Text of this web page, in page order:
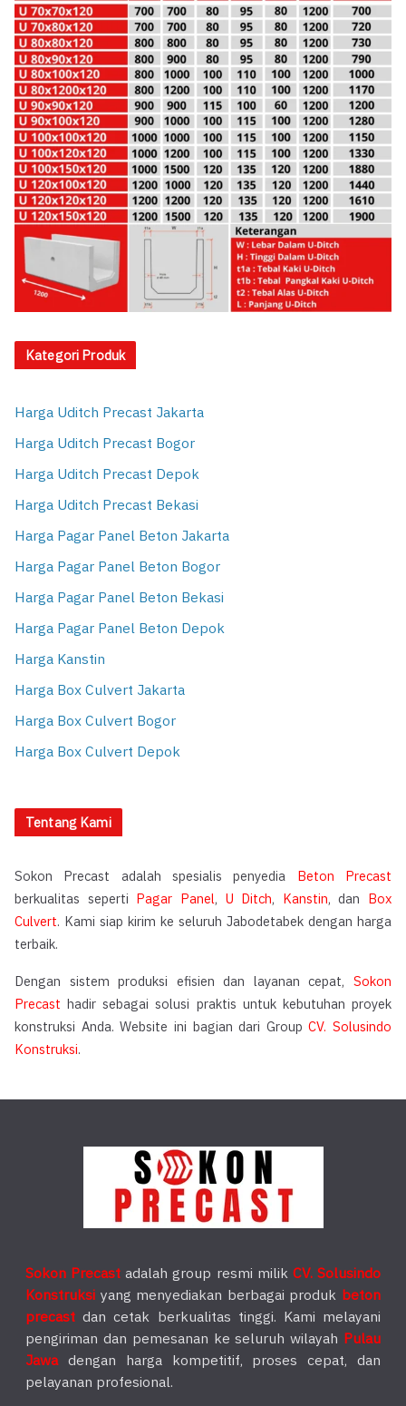
Kategori Produk
Harga Uditch Precast Jakarta
Harga Uditch Precast Bogor
Harga Uditch Precast Depok
Harga Uditch Precast Bekasi
Harga Pagar Panel Beton Jakarta
Harga Pagar Panel Beton Bogor
Harga Pagar Panel Beton Bekasi
Harga Pagar Panel Beton Depok
Harga Kanstin
Harga Box Culvert Jakarta
Harga Box Culvert Bogor
Harga Box Culvert Depok
Tentang Kami
Sokon Precast adalah spesialis penyedia Beton Precast
berkualitas seperti Pagar Panel, U Ditch, Kanstin, dan Box
Culvert. Kami siap kirim ke seluruh Jabodetabek dengan harga
terbaik.
Dengan sistem produksi efisien dan layanan cepat, Sokon
Precast hadir sebagai solusi praktis untuk kebutuhan proyek
konstruksi Anda. Website ini bagian dari GroupCV. Solusindo
Konstruksi.
Sokon Precast adalah group resmi milik CV. Solusindo
Konstruksi yang menyediakan berbagai produk beton
precast dan cetak berkualitas tinggi. Kami melayani
pengiriman dan pemesanan ke seluruh wilayah Pulau
Jawadengan harga kompetitif, proses cepat, dan
pelayanan profesional.